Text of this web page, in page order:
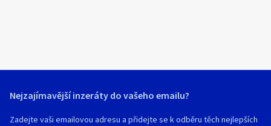
Nejzajímavější inzeráty do vašeho emailu?
Zadejte vaši emailovou adresu a přidejte se k odběru těch nejlepších